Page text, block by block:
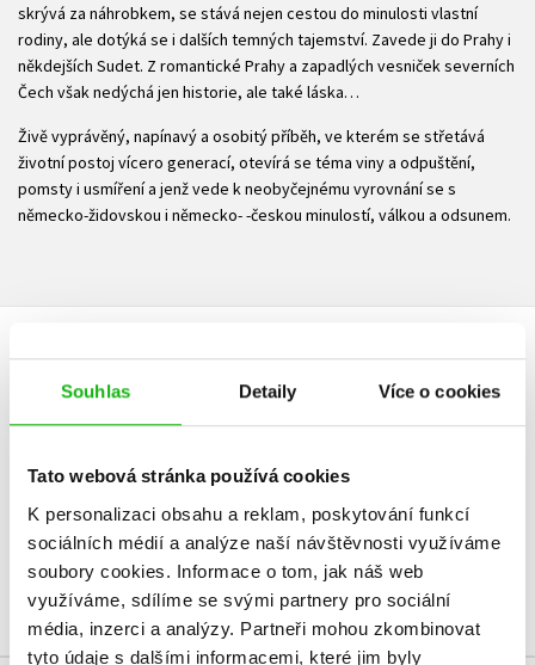
Souhlas Detaily Více o cookies
Tato webová stránka používá cookies
K personalizaci obsahu a reklam, poskytování funkcí
sociálních médií a analýze naší návštěvnosti využíváme
soubory cookies. Informace o tom, jak náš web
využíváme, sdílíme se svými partnery pro sociální
média, inzerci a analýzy. Partneři mohou zkombinovat
tyto údaje s dalšími informacemi, které jim byly
skrývá za náhrobkem, se stává nejen cestou do minulosti vlastní
rodiny, ale dotýká se i dalších temných tajemství. Zavede ji do Prahy i
někdejších Sudet. Z romantické Prahy a zapadlých vesniček severních
Čech však nedýchá jen historie, ale také láska…
Živě vyprávěný, napínavý a osobitý příběh, ve kterém se střetává
životní postoj vícero generací, otevírá se téma viny a odpuštění,
pomsty i usmíření a jenž vede k neobyčejnému vyrovnání se s
německo-židovskou i německo- -českou minulostí, válkou a odsunem.
HODNOCENÍ ČTENÁŘŮ
V současné době nejsou vytvořena žádná uživatelská hodnocení.
Vaše hodnocení
Uživatelskou recenzi mohou vkládat pouze registrovaní uživatelé
Přihlásit